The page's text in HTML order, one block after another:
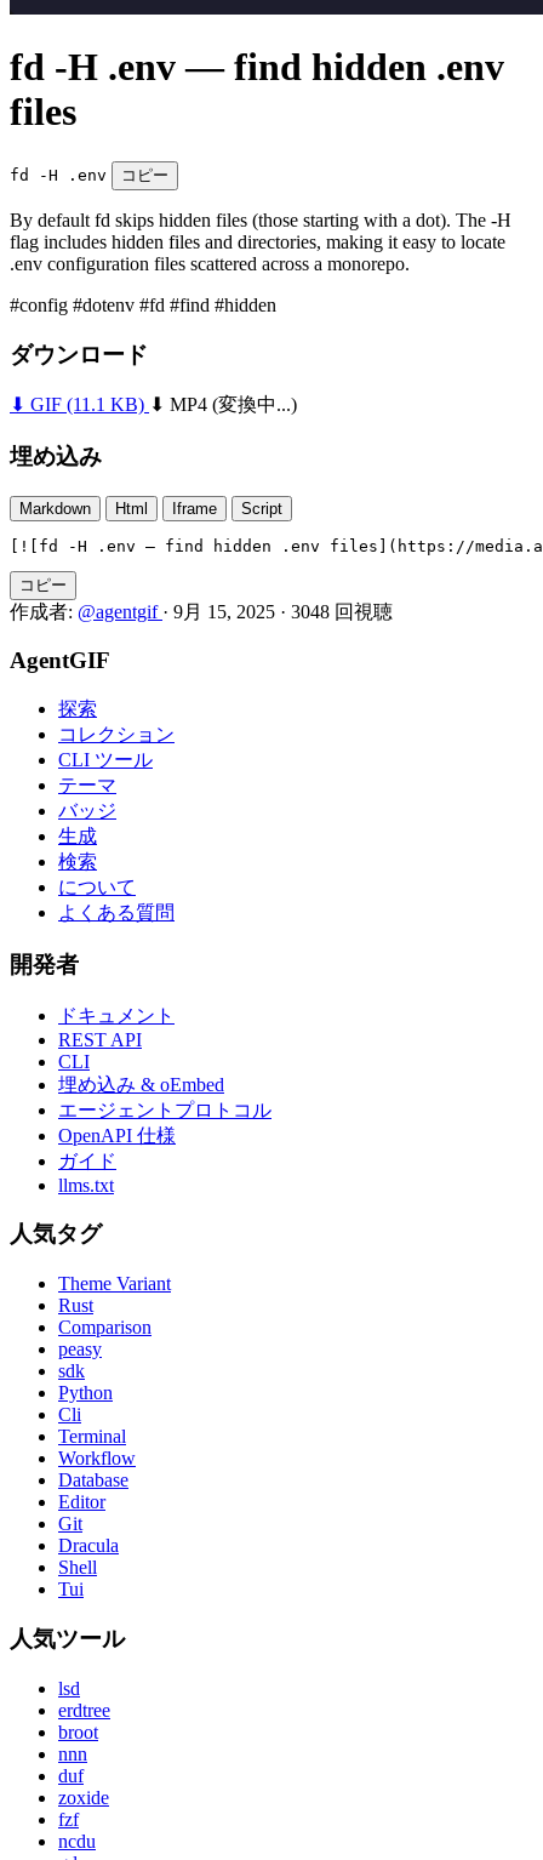
fd -H .env — find hidden .env
files
fd -H .env コピー
By default fd skips hidden files (those starting with a dot). The -H
flag includes hidden files and directories, making it easy to locate
.env configuration files scattered across a monorepo.
#config #dotenv #fd #find #hidden
ダウンロード
⬇ GIF (11.1 KB) ⬇ MP4 (変換中...)
埋め込み
Markdown Html Iframe Script
[![fd -H .env — find hidden .env files](https://
コピー
作成者: @agentgif · 9月 15, 2025 · 3048 回視聴
AgentGIF
探索
コレクション
CLI ツール
テーマ
バッジ
生成
検索
について
よくある質問
開発者
ドキュメント
REST API
CLI
埋め込み & oEmbed
エージェントプロトコル
OpenAPI 仕様
ガイド
llms.txt
人気タグ
Theme Variant
Rust
Comparison
peasy
sdk
Python
Cli
Terminal
Workflow
Database
Editor
Git
Dracula
Shell
Tui
人気ツール
lsd
erdtree
broot
nnn
duf
zoxide
fzf
ncdu